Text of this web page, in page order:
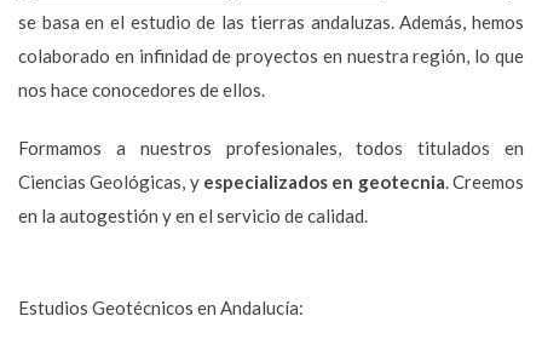
se basa en el estudio de las tierras andaluzas. Además, hemos
colaborado en infinidad de proyectos en nuestra región, lo que
nos hace conocedores de ellos.
Formamos a nuestros profesionales, todos titulados en
Ciencias Geológicas, y especializados en geotecnia. Creemos
en la autogestión y en el servicio de calidad.
Estudios Geotécnicos en Andalucía: